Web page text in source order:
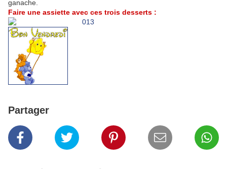
ganache.
Faire une assiette avec ces trois desserts :
Partager